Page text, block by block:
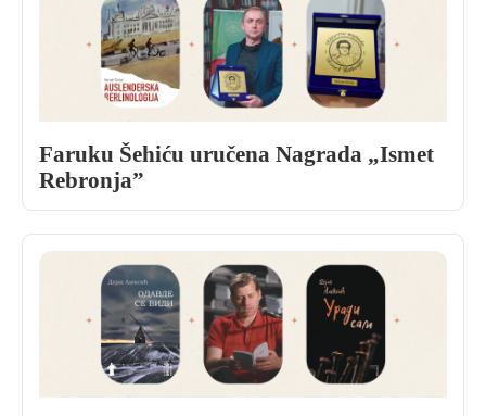
Faruku Šehiću uručena Nagrada „Ismet
Rebronja”